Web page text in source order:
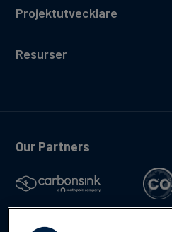
Projektutvecklare
Resurser
Our Partners